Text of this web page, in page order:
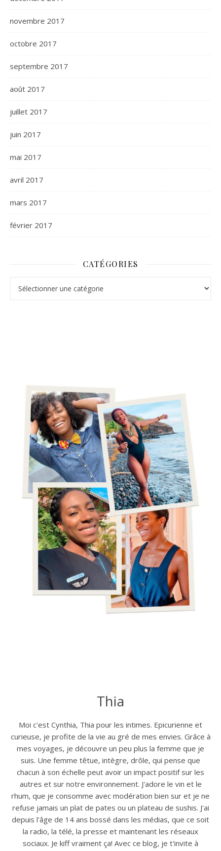
novembre 2017
octobre 2017
septembre 2017
août 2017
juillet 2017
juin 2017
mai 2017
avril 2017
mars 2017
février 2017
CATÉGORIES
Thia
Moi c'est Cynthia, Thia pour les intimes. Epicurienne et
curieuse, je profite de la vie au gré de mes envies. Grâce à
mes voyages, je découvre un peu plus la femme que je
suis. Une femme têtue, intègre, drôle, qui pense que
chacun à son échelle peut avoir un impact positif sur les
autres et sur notre environnement. J'adore le vin et le
rhum, que je consomme avec modération bien sur et je ne
refuse jamais un plat de pates ou un plateau de sushis. J'ai
depuis l'âge de 14 ans bossé dans les médias, que ce soit
la radio, la télé, la presse et maintenant les réseaux
sociaux. Je kiff vraiment ça! Avec ce blog, je t'invite à